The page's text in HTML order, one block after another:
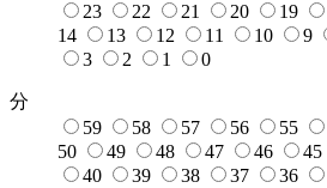
23
22 21 20 19
14
13 12 11 10 9
3
2 1 0
分
59
58 57 56 55
50
49 48 47 46 45
40
39 38 37 36